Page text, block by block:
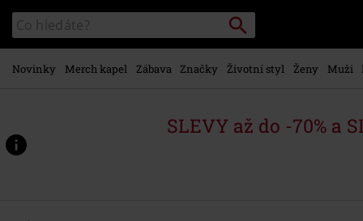
hlavnímu
obsahu
Katalog
vyhledávání
Vyhledávání
Novinky Merch kapel Zábava Značky Životní styl Ženy Muži
SLEVY až do -70% a